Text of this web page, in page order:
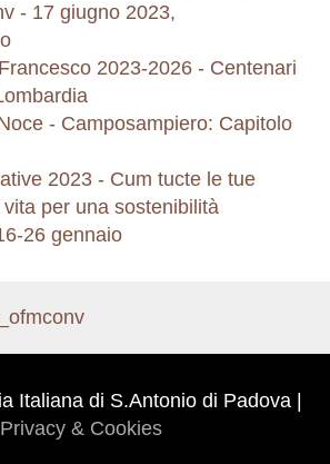
- 17 giugno 2023,
2023-2026 - Centenari
- Camposampiero: Capitolo
2023 - Cum tucte le tue
per una sostenibilità
26 gennaio
Italiana di S.Antonio di Padova |
Privacy & Cookies